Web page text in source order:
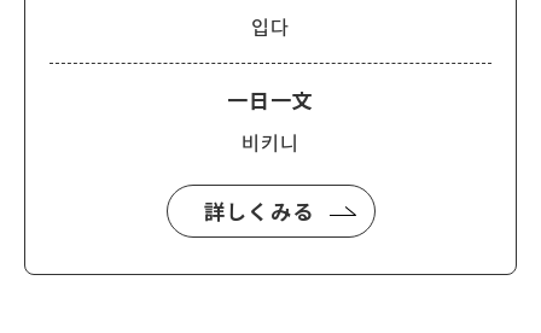
입다
一日一文
비키니
詳しくみる